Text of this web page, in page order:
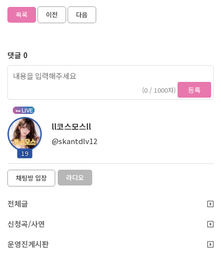
목록 이전 다음
댓글 0
(0 / 1000자) 등록
LIVE
19
ll코스모스ll
@skantdlv12
채팅방 입장 라디오
전체글
신청곡/사연
운영진게시판